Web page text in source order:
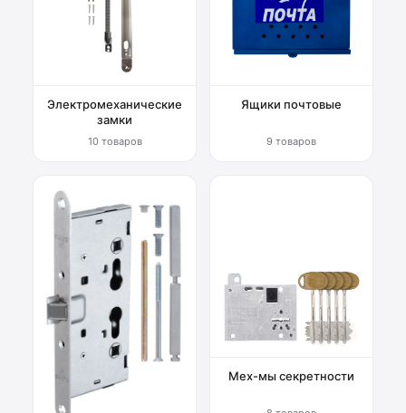
Электромеханические
замки
10 товаров
Ящики почтовые
9 товаров
Мех-мы секретности